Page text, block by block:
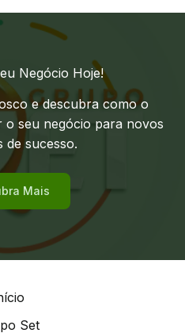
Negócio Hoje!
e descubra como o
o seu negócio para novos
de sucesso.
Mais
Set